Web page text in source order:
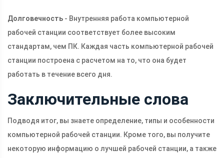
Долговечность - Внутренняя работа компьютерной
рабочей станции соответствует более высоким
стандартам, чем ПК. Каждая часть компьютерной рабочей
станции построена с расчетом на то, что она будет
работать в течение всего дня.
Заключительные слова
Подводя итог, вы знаете определение, типы и особенности
компьютерной рабочей станции. Кроме того, вы получите
некоторую информацию о лучшей рабочей станции, а также